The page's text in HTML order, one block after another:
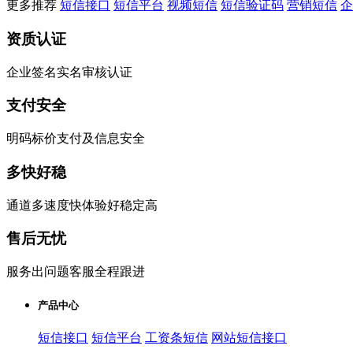
更多推荐 短信接口 短信平台 视频短信 短信验证码 营销短信
资质认证
企业签名实名审核认证
支付安全
明码标价支付及信息安全
多快好稳
通道多速度快体验好稳定高
售后无忧
服务出问题客服全程跟进
产品中心
短信接口 短信平台 工资条短信 网站短信接口